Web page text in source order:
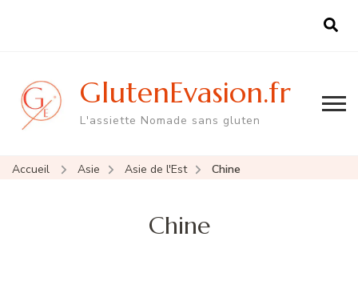
GlutenEvasion.fr
L'assiette Nomade sans gluten
Accueil Asie Asie de l'Est Chine
Chine